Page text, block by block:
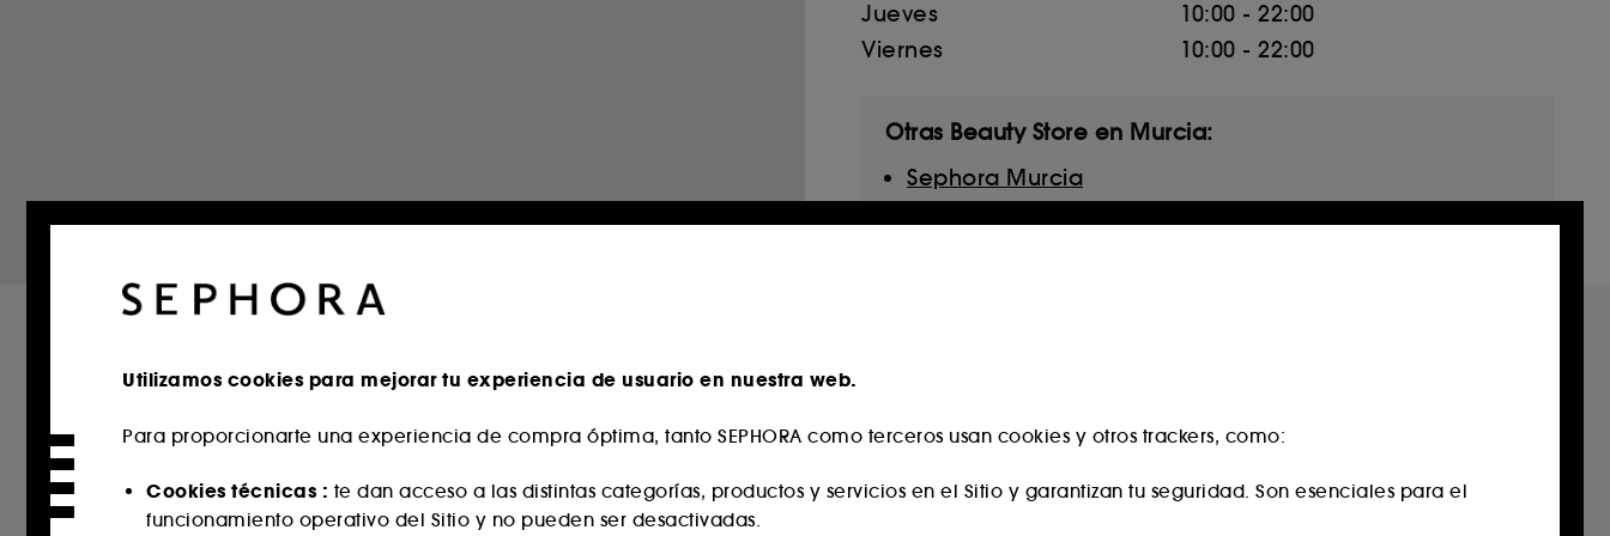
Jueves
10:00 - 22:00
Viernes
10:00 - 22:00
Otras Beauty Store en Murcia:
Sephora Murcia
Reserva un servicio
Utilizamos cookies para mejorar tu experiencia de usuario en nuestra web.
Para proporcionarte una experiencia de compra óptima, tanto SEPHORA como terceros usan cookies y otros trackers, como:
Cookies técnicas : te dan acceso a las distintas categorías, productos y servicios en el Sitio y garantizan tu seguridad. Son esenciales para el
funcionamiento operativo del Sitio y no pueden ser desactivadas.